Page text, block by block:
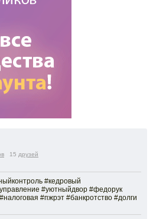
15 друзей
#кедровый
#уютныйдвор #федорук
#пжрэт #банкротство #долги